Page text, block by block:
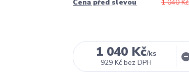
Cena před slevou
1 040 Kč
1 040 Kč/ks
929 Kč bez DPH